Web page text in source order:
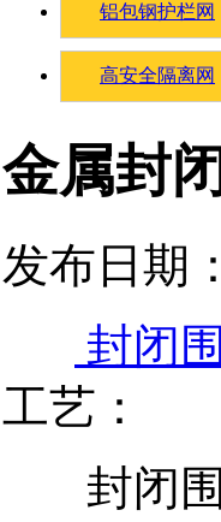
铝包钢护栏网
高安全隔离网
金属封
发布日期
封闭
工艺：
封闭围